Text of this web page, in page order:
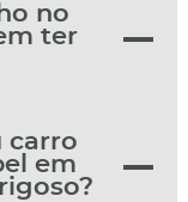
no
ter
carro
em